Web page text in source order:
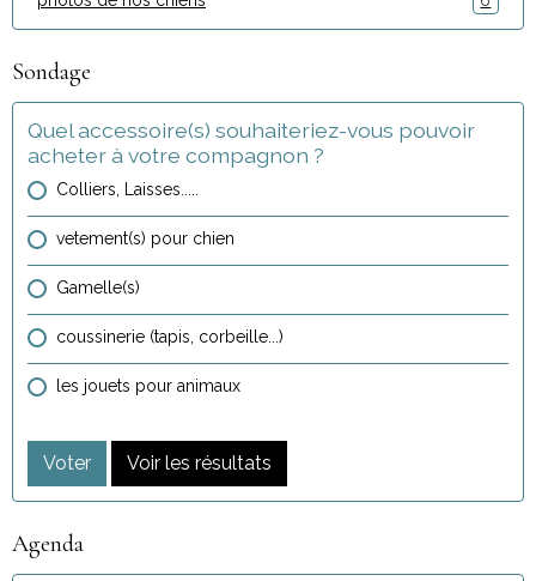
Sondage
Quel accessoire(s) souhaiteriez-vous pouvoir
acheter à votre compagnon ?
Colliers, Laisses.....
vetement(s) pour chien
Gamelle(s)
coussinerie (tapis, corbeille...)
les jouets pour animaux
Voter Voir les résultats
Agenda